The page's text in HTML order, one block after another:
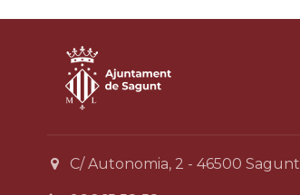
C/ Autonomia, 2 - 46500 Sagunt